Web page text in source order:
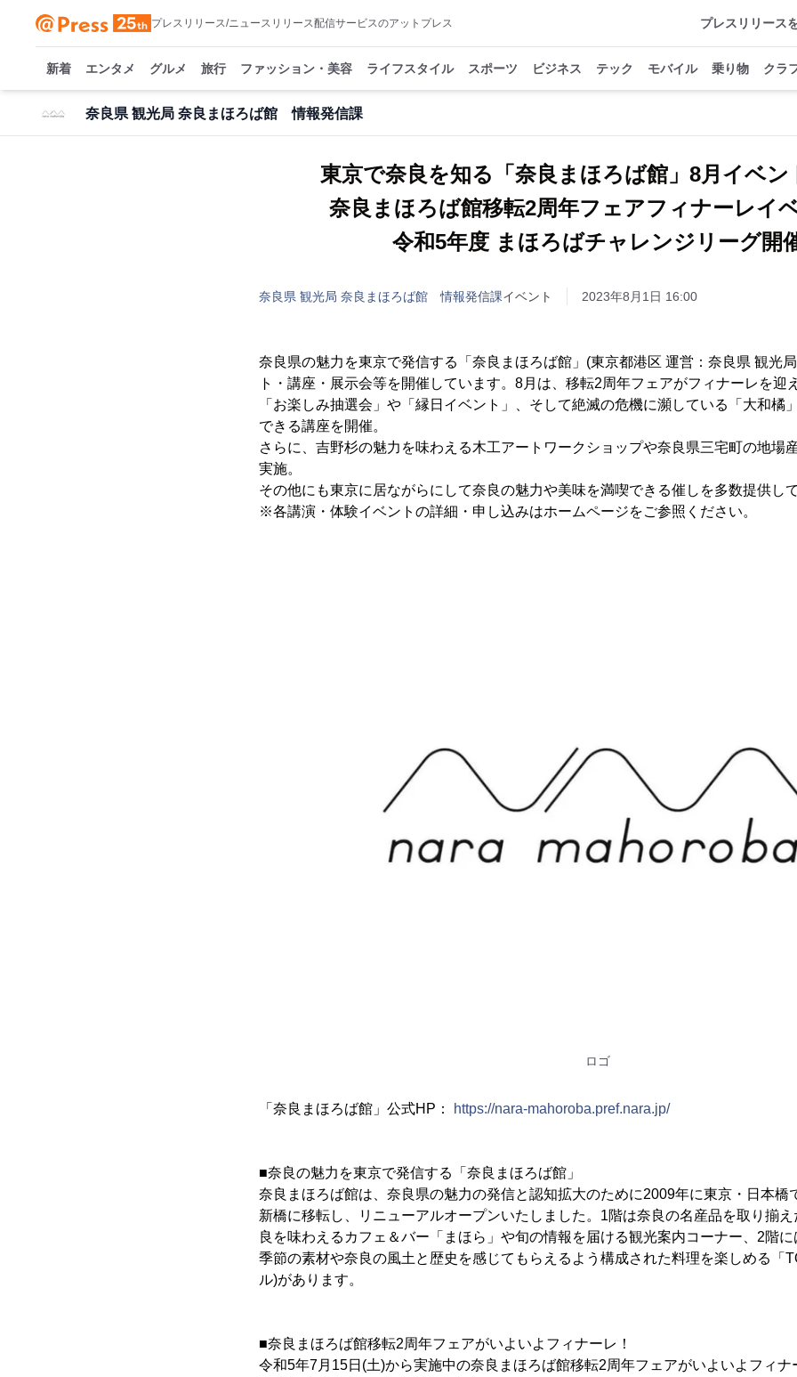
プレスリリース/ニュースリリース配信サービスのアットプレス プレスリリース
新着 エンタメ グルメ 旅行 ファッション・美容 ライフスタイル スポーツ ビジネス テック モバイル 乗り物 クラ
奈良県 観光局 奈良まほろば館 情報発信課
東京で奈良を知る「奈良まほろば館」8月イベ
奈良まほろば館移転2周年フェアフィナーレイ
令和5年度 まほろばチャレンジリーグ開
奈良県 観光局 奈良まほろば館 情報発信課イベント 2023年8月1日 16:00
奈良県の魅力を東京で発信する「奈良まほろば館」(東京都港区 運営：奈良県 観光
ト・講座・展示会等を開催しています。8月は、移転2周年フェアがフィナーレを迎
「お楽しみ抽選会」や「縁日イベント」、そして絶滅の危機に瀕している「大和橘
できる講座を開催。
さらに、吉野杉の魅力を味わえる木工アートワークショップや奈良県三宅町の地場
実施。
その他にも東京に居ながらにして奈良の魅力や美味を満喫できる催しを多数提供して
※各講演・体験イベントの詳細・申し込みはホームページをご参照ください。
ロゴ
「奈良まほろば館」公式HP： https://nara-mahoroba.pref.nara.jp/
■奈良の魅力を東京で発信する「奈良まほろば館」
奈良まほろば館は、奈良県の魅力の発信と認知拡大のために2009年に東京・日本橋
新橋に移転し、リニューアルオープンいたしました。1階は奈良の名産品を取り揃
良を味わえるカフェ＆バー「まほら」や旬の情報を届ける観光案内コーナー、2階に
季節の素材や奈良の風土と歴史を感じてもらえるよう構成された料理を楽しめる「
ル)があります。
■奈良まほろば館移転2周年フェアがいよいよフィナーレ！
令和5年7月15日(土)から実施中の奈良まほろば館移転2周年フェアがいよいよフィナ